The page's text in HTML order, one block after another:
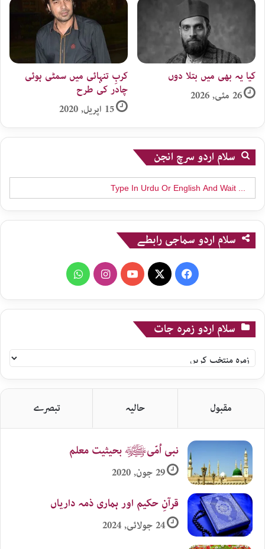
کیا یہ بھی میں بتلا دوں
26 مئی, 2026
کربِ تنہائی میں سمٹی ہوئی
چادر کی طرح
15 اپریل, 2020
سلام اردو سرچ انجن
Search
for:
سلام اردو سماجی رابطے
Facebook
YouTube
Instagram
WhatsApp
سلام اردو زمرہ جات
سلام
اردو
زمرہ
جات
مقبول حالیہ تبصرے
نبی اُمّیﷺ بحیثیت معلم
29 جون, 2020
قرآنِ حکیم اور ہماری ذمہ داریاں
24 جولائی, 2024